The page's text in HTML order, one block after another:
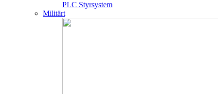
PLC Styrsystem
Militärt